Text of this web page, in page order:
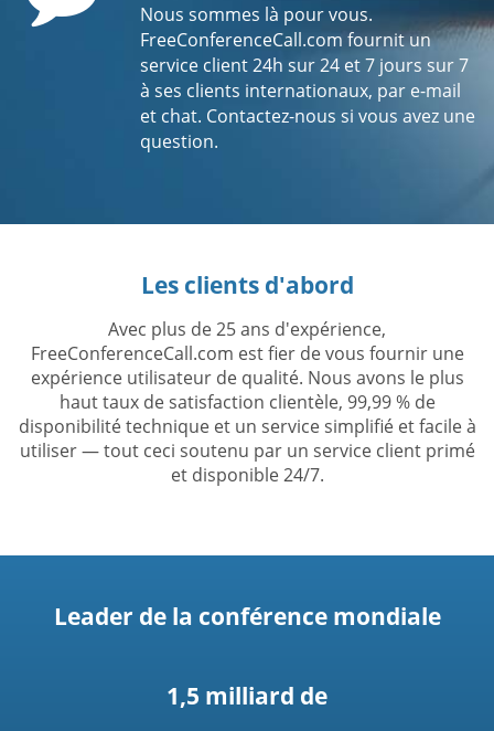
Nous sommes là pour vous.
FreeConferenceCall.com fournit un
service client 24h sur 24 et 7 jours sur 7
à ses clients internationaux, par e-mail
et chat. Contactez-nous si vous avez une
question.
Les clients d'abord
Avec plus de 25 ans d'expérience,
FreeConferenceCall.com est fier de vous fournir une
expérience utilisateur de qualité. Nous avons le plus
haut taux de satisfaction clientèle, 99,99 % de
disponibilité technique et un service simplifié et facile à
utiliser — tout ceci soutenu par un service client primé
et disponible 24/7.
Leader de la conférence mondiale
1,5 milliard de